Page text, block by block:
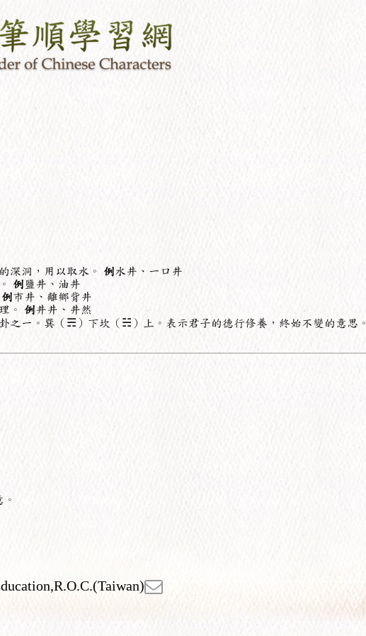
深洞，用以取水。 例水井、一口井
例鹽井、油井
例市井、離鄉背井
。 例井井、井然
卦之一。巽（☴）下坎（☵）上。表示君子的德行修養，終始不變的意思。